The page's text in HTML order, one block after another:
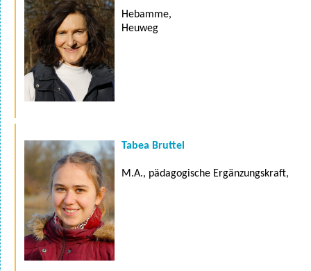
Hebamme,
Heuweg
Tabea Bruttel
M.A., pädagogische Ergänzungskraft,